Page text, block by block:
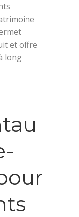
et offre
long